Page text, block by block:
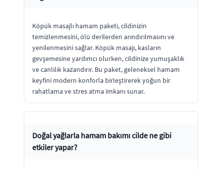
Köpük masajlı hamam paketi, cildinizin
temizlenmesini, ölü derilerden arındırılmasını ve
yenilenmesini sağlar. Köpük masajı, kasların
gevşemesine yardımcı olurken, cildinize yumuşaklık
ve canlılık kazandırır. Bu paket, geleneksel hamam
keyfini modern konforla birleştirerek yoğun bir
rahatlama ve stres atma imkanı sunar.
Doğal yağlarla hamam bakımı cilde ne gibi
etkiler yapar?